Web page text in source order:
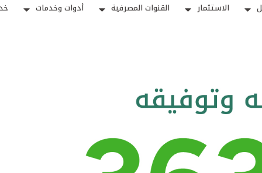
الاستثمار القنوات المصرفية أدوات وخدمات